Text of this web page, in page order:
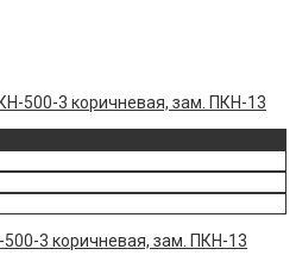
500-3 коричневая, зам. ПКН-13